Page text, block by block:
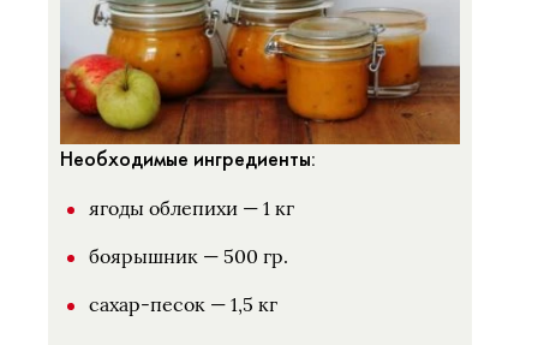
Необходимые ингредиенты:
ягоды облепихи — 1 кг
боярышник — 500 гр.
сахар-песок — 1,5 кг